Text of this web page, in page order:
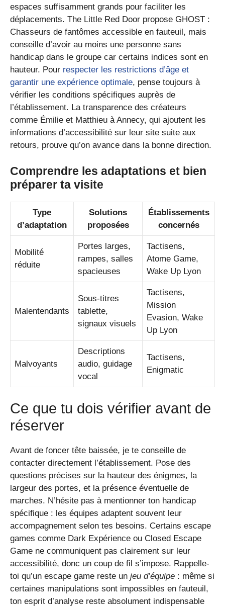
espaces suffisamment grands pour faciliter les
déplacements. The Little Red Door propose GHOST :
Chasseurs de fantômes accessible en fauteuil, mais
conseille d’avoir au moins une personne sans
handicap dans le groupe car certains indices sont en
hauteur. Pour respecter les restrictions d’âge et
garantir une expérience optimale, pense toujours à
vérifier les conditions spécifiques auprès de
l’établissement. La transparence des créateurs
comme Émilie et Matthieu à Annecy, qui ajoutent les
informations d’accessibilité sur leur site suite aux
retours, prouve qu’on avance dans la bonne direction.
Comprendre les adaptations et bien
préparer ta visite
Type
d’adaptation
Solutions
proposées
Établissements
concernés
Mobilité
réduite
Portes larges,
rampes, salles
spacieuses
Tactisens,
Atome Game,
Wake Up Lyon
Malentendants
Sous-titres
tablette,
signaux visuels
Tactisens,
Mission
Evasion, Wake
Up Lyon
Malvoyants
Descriptions
audio, guidage
vocal
Tactisens,
Enigmatic
Ce que tu dois vérifier avant de
réserver
Avant de foncer tête baissée, je te conseille de
contacter directement l’établissement. Pose des
questions précises sur la hauteur des énigmes, la
largeur des portes, et la présence éventuelle de
marches. N’hésite pas à mentionner ton handicap
spécifique : les équipes adaptent souvent leur
accompagnement selon tes besoins. Certains escape
games comme Dark Expérience ou Closed Escape
Game ne communiquent pas clairement sur leur
accessibilité, donc un coup de fil s’impose. Rappelle-
toi qu’un escape game reste un jeu d’équipe : même si
certaines manipulations sont impossibles en fauteuil,
ton esprit d’analyse reste absolument indispensable